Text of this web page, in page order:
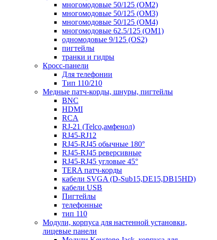
многомодовые 50/125 (OM2)
многомодовые 50/125 (OM3)
многомодовые 50/125 (OM4)
многомодовые 62.5/125 (OM1)
одномодовые 9/125 (OS2)
пигтейлы
транки и гидры
Кросс-панели
Для телефонии
Тип 110/210
Медные патч-корды, шнуры, пигтейлы
BNC
HDMI
RCA
RJ-21 (Telco,амфенол)
RJ45-RJ12
RJ45-RJ45 обычные 180°
RJ45-RJ45 реверсивные
RJ45-RJ45 угловые 45°
TERA патч-корды
кабели SVGA (D-Sub15,DE15,DB15HD)
кабели USB
Пигтейлы
телефонные
тип 110
Модули, корпуса для настенной установки,
лицевые панели